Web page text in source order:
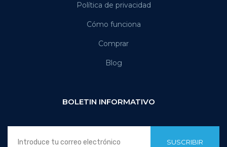
Política de privacidad
Cómo funciona
Comprar
Blog
BOLETIN INFORMATIVO
SUSCRIBIR